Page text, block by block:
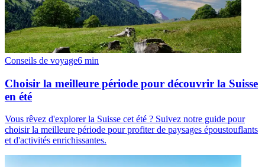
Conseils de voyage6 min
Choisir la meilleure période pour découvrir la Suisse
en été
Vous rêvez d'explorer la Suisse cet été ? Suivez notre guide pour
choisir la meilleure période pour profiter de paysages époustouflants
et d'activités enrichissantes.